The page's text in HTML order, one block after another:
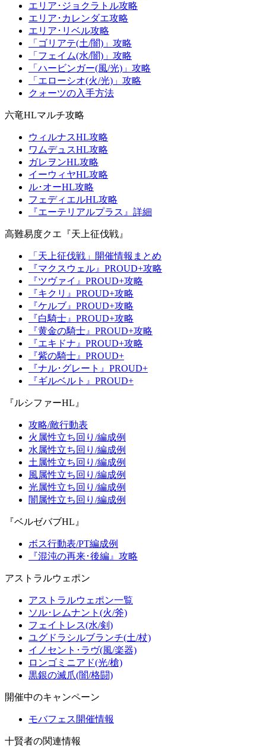
エリア･ジョクラトル攻略
エリア･カレンダエ攻略
エリア･リベル攻略
「ゴリアテ(土/闇)」攻略
「フェイム(水/闇)」攻略
「ハービンガー(風/光)」攻略
「エローシオ(火/光)」攻略
クォーツの入手方法
六竜HLマルチ攻略
ウィルナスHL攻略
ワムデュスHL攻略
ガレヲンHL攻略
イーウィヤHL攻略
ル･オーHL攻略
フェディエルHL攻略
『エーテリアルプラス』詳細
高難易度クエ『天上征伐戦』
「天上征伐戦」開催情報まとめ
『マクスウェル』PROUD+攻略
『ツヴァイ』PROUD+攻略
『キクリ』PROUD+攻略
『ケルブ』PROUD+攻略
『白騎士』PROUD+攻略
『黄金の騎士』PROUD+攻略
『エキドナ』PROUD+攻略
『紫の騎士』PROUD+
『ナル･グレート』PROUD+
『ギルベルト』PROUD+
『ルシファーHL』
攻略/敵行動表
火属性立ち回り/編成例
水属性立ち回り/編成例
土属性立ち回り/編成例
風属性立ち回り/編成例
光属性立ち回り/編成例
闇属性立ち回り/編成例
『ベルゼバブHL』
ボス行動表/PT編成例
『混沌の再来･後編』攻略
アストラルウェポン
アストラルウェポン一覧
ソル･レムナント(火/斧)
フェイトレス(水/剣)
ユグドラシルブランチ(土/杖)
イノセント･ラヴ(風/楽器)
ロンゴミニアド(光/槍)
黒銀の滅爪(闇/格闘)
開催中のキャンペーン
モバフェス開催情報
十賢者の関連情報